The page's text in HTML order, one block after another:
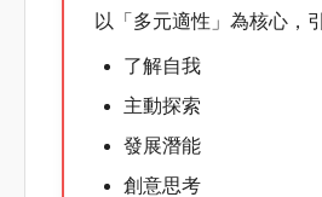
以「多元適性」為核心，
了解自我
主動探索
發展潛能
創意思考